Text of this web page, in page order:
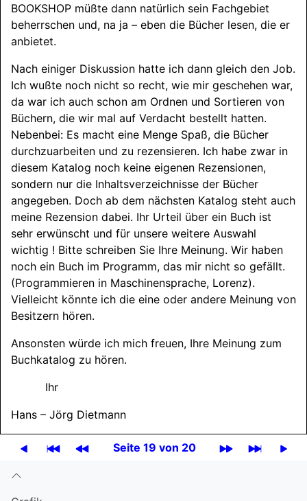
BOOKSHOP müßte dann natürlich sein Fachgebiet
beherrschen und, na ja – eben die Bücher lesen, die er
anbietet.
Nach einiger Diskussion hatte ich dann gleich den Job.
Ich wußte noch nicht so recht, wie mir geschehen war,
da war ich auch schon am Ordnen und Sortieren von
Büchern, die wir mal auf Verdacht bestellt hatten.
Nebenbei: Es macht eine Menge Spaß, die Bücher
durchzuarbeiten und zu rezensieren. Ich habe zwar in
diesem Katalog noch keine eigenen Rezensionen,
sondern nur die Inhaltsverzeichnisse der Bücher
angegeben. Doch ab dem nächsten Katalog steht auch
meine Rezension dabei. Ihr Urteil über ein Buch ist
sehr erwünscht und für unsere weitere Auswahl
wichtig ! Bitte schreiben Sie Ihre Meinung. Wir haben
noch ein Buch im Programm, das mir nicht so gefällt.
(Programmieren in Maschinensprache, Lorenz).
Vielleicht könnte ich die eine oder andere Meinung von
Besitzern hören.
Ansonsten würde ich mich freuen, Ihre Meinung zum
Buchkatalog zu hören.
Ihr
Hans – Jörg Dietmann
Seite 19 von 20